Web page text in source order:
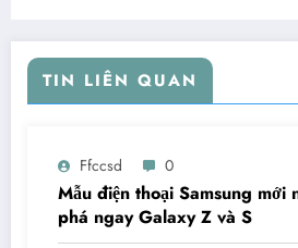
TIN LIÊN QUAN
Ffccsd 0
Mẫu điện thoại Samsung mới
phá ngay Galaxy Z và S